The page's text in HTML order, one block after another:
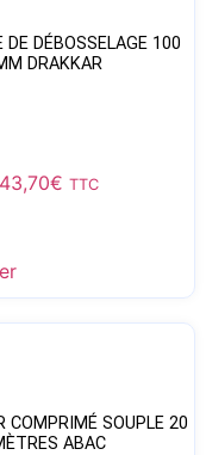
DE DÉBOSSELAGE 100
DRAKKAR
43,70€ TTC
COMPRIMÉ SOUPLE 20
ABAC